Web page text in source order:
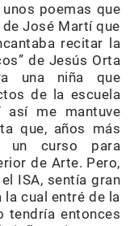
poemas que
José Martí que
recitar la
de Jesús Orta
una niña que
de la escuela
así me mantuve
que, años más
un curso para
de Arte. Pero,
ISA, sentía gran
la cual entré de la
tendría entonces